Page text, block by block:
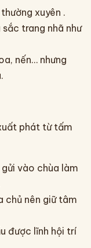
xuyên .
trang nhã như
nến… nhưng
phát từ tấm
vào chùa làm
chủ nên giữ tâm
được lĩnh hội trí